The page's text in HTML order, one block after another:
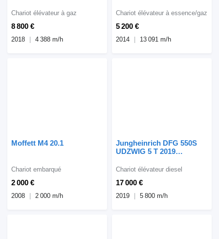
8 800 €
Chariot élévateur à gaz
2018 4 388 m/h
5 200 €
Chariot élévateur à essence/gaz
2014 13 091 m/h
Moffett M4 20.1
2 000 €
Chariot embarqué
2008 2 000 m/h
Jungheinrich DFG 550S
UDZWIG 5 T 2019
17 000 €
Chariot élévateur diesel
2019 5 800 m/h